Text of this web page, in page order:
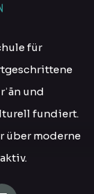
für
und
fundiert.
über moderne